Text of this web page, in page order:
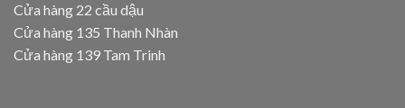
Cửa hàng 22 cầu dậu
Cửa hàng 135 Thanh Nhàn
Cửa hàng 139 Tam Trinh